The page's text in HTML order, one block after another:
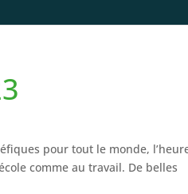
pour tout le monde,
comme au travail. De belles